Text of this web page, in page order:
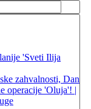
'Sveti Ilija
zahvalnosti, Dan
operacije 'Oluja'! |